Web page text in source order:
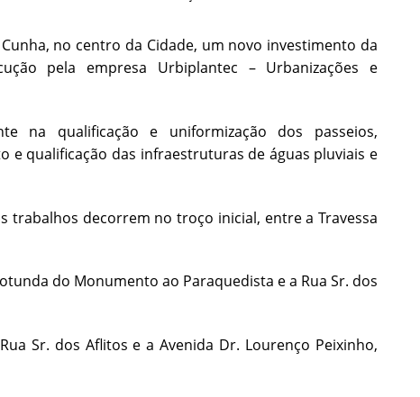
no centro da Cidade, um novo investimento da
pela empresa Urbiplantec – Urbanizações e
na qualificação e uniformização dos passeios,
e qualificação das infraestruturas de águas pluviais e
trabalhos decorrem no troço inicial, entre a Travessa
do Monumento ao Paraquedista e a Rua Sr. dos
Sr. dos Aflitos e a Avenida Dr. Lourenço Peixinho,